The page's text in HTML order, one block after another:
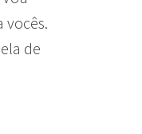
vocês.
de